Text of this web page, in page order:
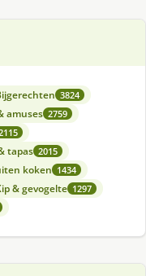
3824
amuses 2759
tapas 2015
koken 1434
& gevogelte 1297